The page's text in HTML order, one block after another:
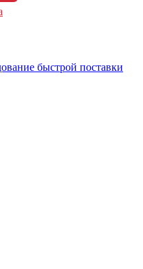
быстрой поставки